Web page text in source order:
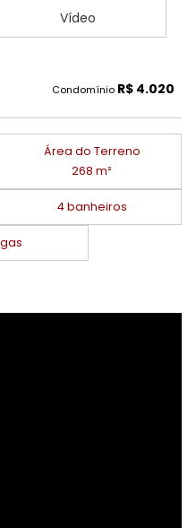
Vídeo
Condomínio R$ 4.020
Área do Terreno
268 m²
4 banheiros